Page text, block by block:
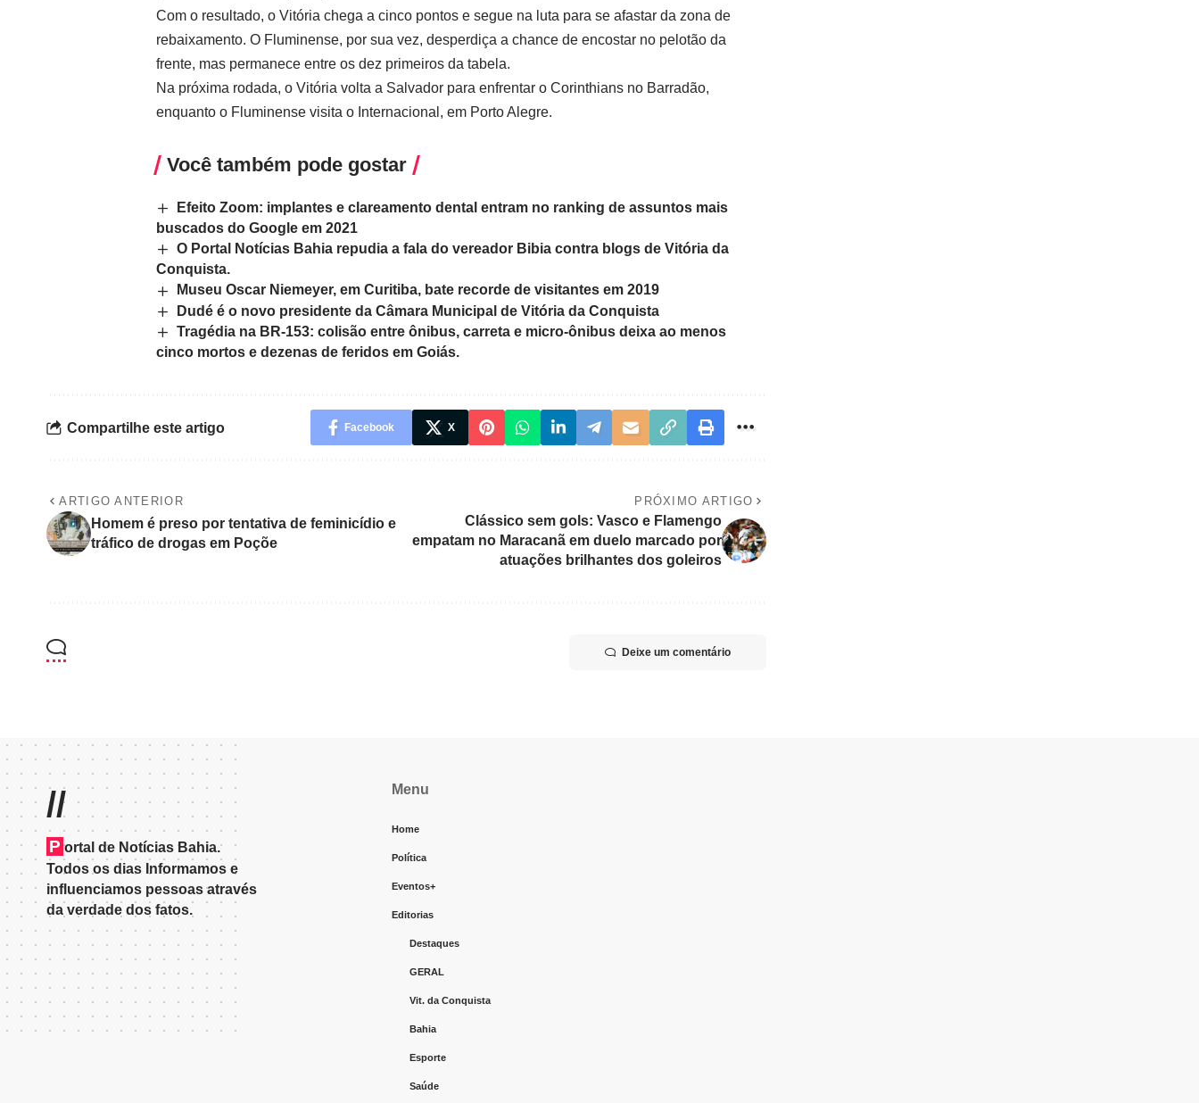
Com o resultado, o Vitória chega a cinco pontos e segue na luta para se afastar da zona de
rebaixamento. O Fluminense, por sua vez, desperdiça a chance de encostar no pelotão da
frente, mas permanece entre os dez primeiros da tabela.
Na próxima rodada, o Vitória volta a Salvador para enfrentar o Corinthians no Barradão,
enquanto o Fluminense visita o Internacional, em Porto Alegre.
Você também pode gostar
Efeito Zoom: implantes e clareamento dental entram no ranking de assuntos mais
buscados do Google em 2021
O Portal Notícias Bahia repudia a fala do vereador Bibia contra blogs de Vitória da
Conquista.
Museu Oscar Niemeyer, em Curitiba, bate recorde de visitantes em 2019
Dudé é o novo presidente da Câmara Municipal de Vitória da Conquista
Tragédia na BR-153: colisão entre ônibus, carreta e micro-ônibus deixa ao menos
cinco mortos e dezenas de feridos em Goiás.
Compartilhe este artigo Facebook X
ARTIGO ANTERIOR
Homem é preso por tentativa de feminicídio e
tráfico de drogas em Poçõe
PRÓXIMO ARTIGO
Clássico sem gols: Vasco e Flamengo
empatam no Maracanã em duelo marcado por
atuações brilhantes dos goleiros
Deixe um comentário
//
P ortal de Notícias Bahia.
Todos os dias Informamos e
influenciamos pessoas através
da verdade dos fatos.
Menu
Home
Política
Eventos+
Editorias
Destaques
GERAL
Vit. da Conquista
Bahia
Esporte
Saúde